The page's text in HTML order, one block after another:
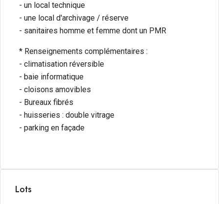
- un local technique
- une local d'archivage / réserve
- sanitaires homme et femme dont un PMR
* Renseignements complémentaires :
- climatisation réversible
- baie informatique
- cloisons amovibles
- Bureaux fibrés
- huisseries : double vitrage
- parking en façade
Lots